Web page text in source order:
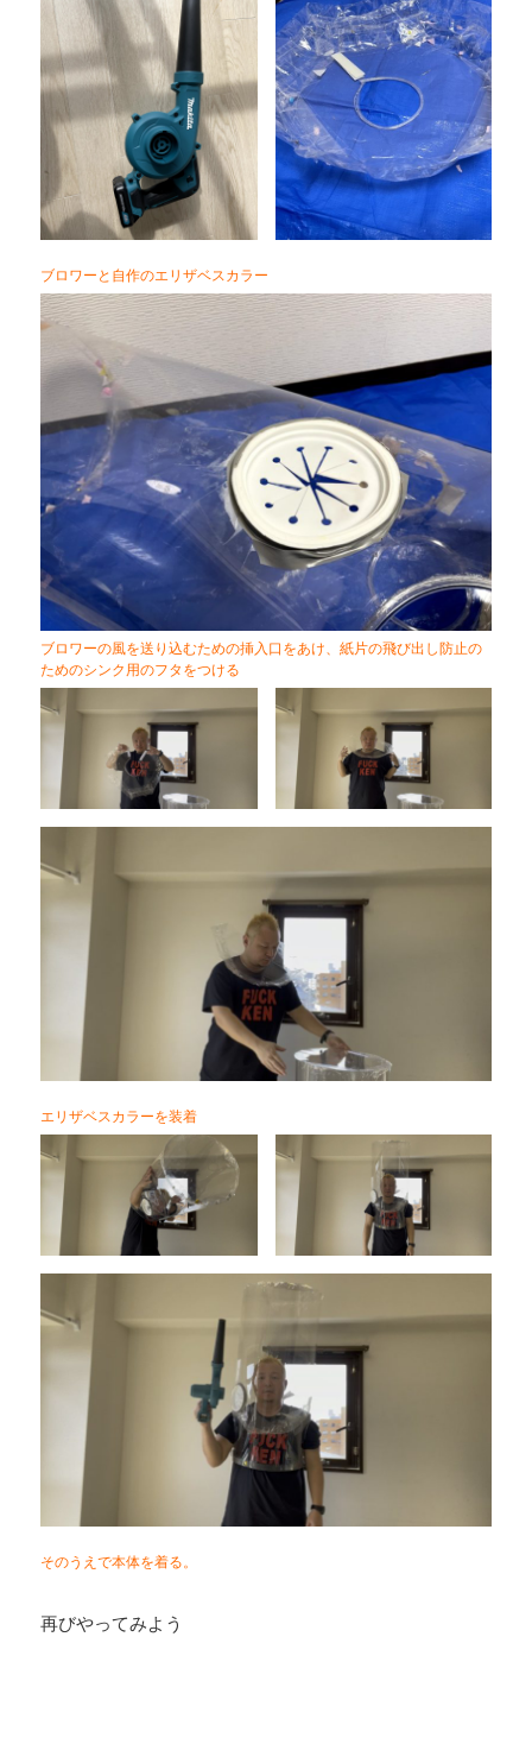
ブロワーと自作のエリザベスカラー
ブロワーの風を送り込むための挿入口をあけ、紙片の飛び出し防止の
ためのシンク用のフタをつける
エリザベスカラーを装着
そのうえで本体を着る。
再びやってみよう